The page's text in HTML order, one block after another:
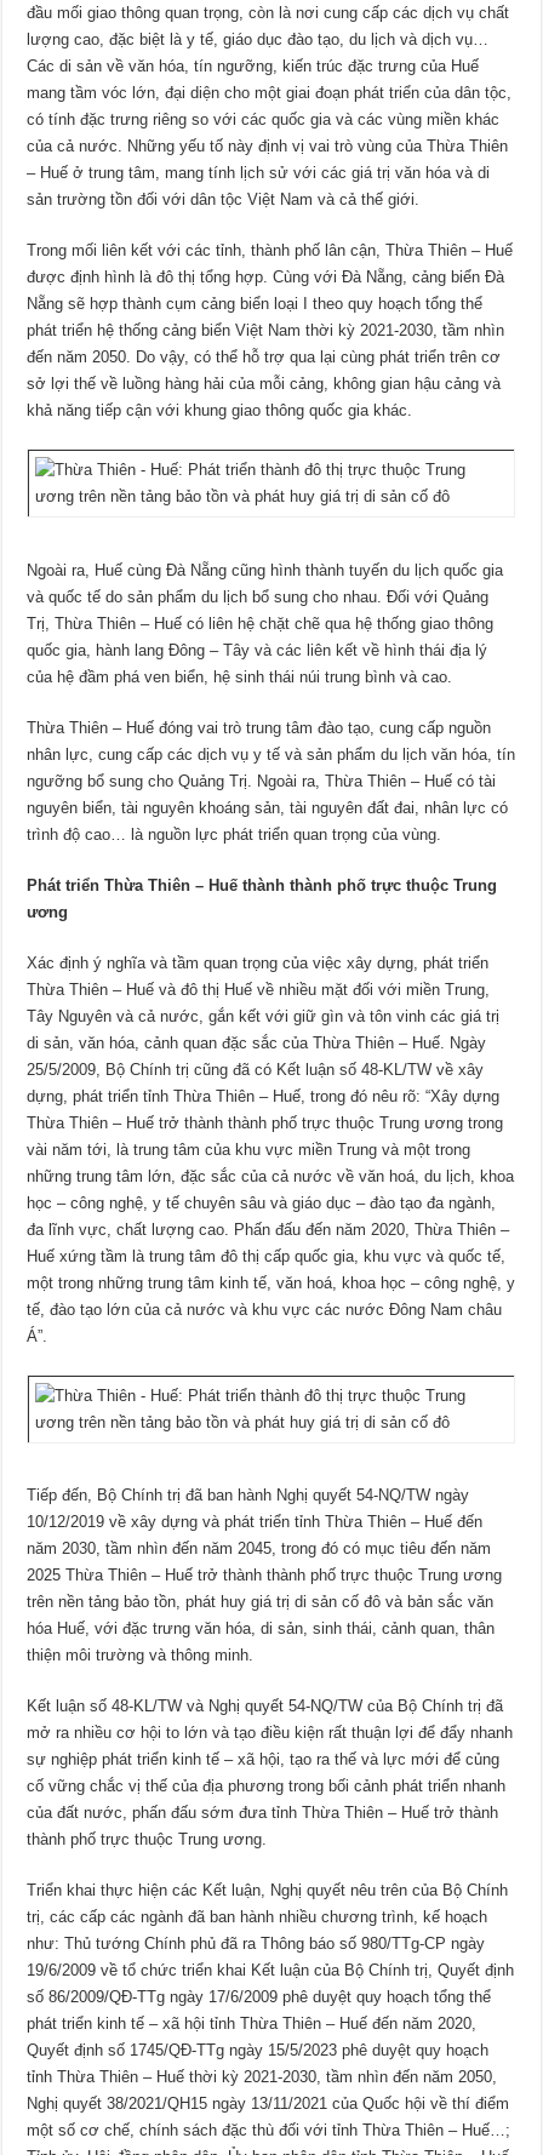
đầu mối giao thông quan trọng, còn là nơi cung cấp các dịch vụ chất
lượng cao, đặc biệt là y tế, giáo dục đào tạo, du lịch và dịch vụ…
Các di sản về văn hóa, tín ngưỡng, kiến trúc đặc trưng của Huế
mang tầm vóc lớn, đại diện cho một giai đoạn phát triển của dân tộc,
có tính đặc trưng riêng so với các quốc gia và các vùng miền khác
của cả nước. Những yếu tố này định vị vai trò vùng của Thừa Thiên
– Huế ở trung tâm, mang tính lịch sử với các giá trị văn hóa và di
sản trường tồn đối với dân tộc Việt Nam và cả thế giới.
Trong mối liên kết với các tỉnh, thành phố lân cận, Thừa Thiên – Huế
được định hình là đô thị tổng hợp. Cùng với Đà Nẵng, cảng biển Đà
Nẵng sẽ hợp thành cụm cảng biển loại I theo quy hoạch tổng thể
phát triển hệ thống cảng biển Việt Nam thời kỳ 2021-2030, tầm nhìn
đến năm 2050. Do vậy, có thể hỗ trợ qua lại cùng phát triển trên cơ
sở lợi thế về luồng hàng hải của mỗi cảng, không gian hậu cảng và
khả năng tiếp cận với khung giao thông quốc gia khác.
Ngoài ra, Huế cùng Đà Nẵng cũng hình thành tuyến du lịch quốc gia
và quốc tế do sản phẩm du lịch bổ sung cho nhau. Đối với Quảng
Trị, Thừa Thiên – Huế có liên hệ chặt chẽ qua hệ thống giao thông
quốc gia, hành lang Đông – Tây và các liên kết về hình thái địa lý
của hệ đầm phá ven biển, hệ sinh thái núi trung bình và cao.
Thừa Thiên – Huế đóng vai trò trung tâm đào tạo, cung cấp nguồn
nhân lực, cung cấp các dịch vụ y tế và sản phẩm du lịch văn hóa, tín
ngưỡng bổ sung cho Quảng Trị. Ngoài ra, Thừa Thiên – Huế có tài
nguyên biển, tài nguyên khoáng sản, tài nguyên đất đai, nhân lực có
trình độ cao… là nguồn lực phát triển quan trọng của vùng.
Phát triển Thừa Thiên – Huế thành thành phố trực thuộc Trung
ương
Xác định ý nghĩa và tầm quan trọng của việc xây dựng, phát triển
Thừa Thiên – Huế và đô thị Huế về nhiều mặt đối với miền Trung,
Tây Nguyên và cả nước, gắn kết với giữ gìn và tôn vinh các giá trị
di sản, văn hóa, cảnh quan đặc sắc của Thừa Thiên – Huế. Ngày
25/5/2009, Bộ Chính trị cũng đã có Kết luận số 48-KL/TW về xây
dựng, phát triển tỉnh Thừa Thiên – Huế, trong đó nêu rõ: “Xây dựng
Thừa Thiên – Huế trở thành thành phố trực thuộc Trung ương trong
vài năm tới, là trung tâm của khu vực miền Trung và một trong
những trung tâm lớn, đặc sắc của cả nước về văn hoá, du lịch, khoa
học – công nghệ, y tế chuyên sâu và giáo dục – đào tạo đa ngành,
đa lĩnh vực, chất lượng cao. Phấn đấu đến năm 2020, Thừa Thiên –
Huế xứng tầm là trung tâm đô thị cấp quốc gia, khu vực và quốc tế,
một trong những trung tâm kinh tế, văn hoá, khoa học – công nghệ, y
tế, đào tạo lớn của cả nước và khu vực các nước Đông Nam châu
Á”.
Tiếp đến, Bộ Chính trị đã ban hành Nghị quyết 54-NQ/TW ngày
10/12/2019 về xây dựng và phát triển tỉnh Thừa Thiên – Huế đến
năm 2030, tầm nhìn đến năm 2045, trong đó có mục tiêu đến năm
2025 Thừa Thiên – Huế trở thành thành phố trực thuộc Trung ương
trên nền tảng bảo tồn, phát huy giá trị di sản cố đô và bản sắc văn
hóa Huế, với đặc trưng văn hóa, di sản, sinh thái, cảnh quan, thân
thiện môi trường và thông minh.
Kết luận số 48-KL/TW và Nghị quyết 54-NQ/TW của Bộ Chính trị đã
mở ra nhiều cơ hội to lớn và tạo điều kiện rất thuận lợi để đẩy nhanh
sự nghiệp phát triển kinh tế – xã hội, tạo ra thế và lực mới để củng
cố vững chắc vị thế của địa phương trong bối cảnh phát triển nhanh
của đất nước, phấn đấu sớm đưa tỉnh Thừa Thiên – Huế trở thành
thành phố trực thuộc Trung ương.
Triển khai thực hiện các Kết luận, Nghị quyết nêu trên của Bộ Chính
trị, các cấp các ngành đã ban hành nhiều chương trình, kế hoạch
như: Thủ tướng Chính phủ đã ra Thông báo số 980/TTg-CP ngày
19/6/2009 về tổ chức triển khai Kết luận của Bộ Chính trị, Quyết định
số 86/2009/QĐ-TTg ngày 17/6/2009 phê duyệt quy hoạch tổng thể
phát triển kinh tế – xã hội tỉnh Thừa Thiên – Huế đến năm 2020,
Quyết định số 1745/QĐ-TTg ngày 15/5/2023 phê duyệt quy hoạch
tỉnh Thừa Thiên – Huế thời kỳ 2021-2030, tầm nhìn đến năm 2050,
Nghị quyết 38/2021/QH15 ngày 13/11/2021 của Quốc hội về thí điểm
một số cơ chế, chính sách đặc thù đối với tỉnh Thừa Thiên – Huế…;